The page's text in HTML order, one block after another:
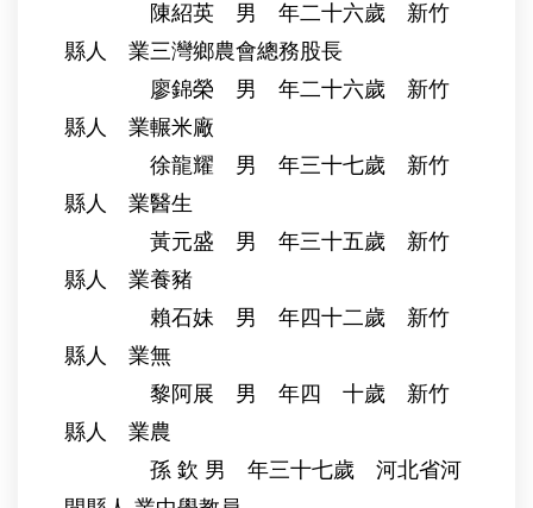
陳紹英 男 年二十六歲 新竹
縣人 業三灣鄉農會總務股長
廖錦榮 男 年二十六歲 新竹
縣人 業輾米廠
徐龍耀 男 年三十七歲 新竹
縣人 業醫生
黃元盛 男 年三十五歲 新竹
縣人 業養豬
賴石妹 男 年四十二歲 新竹
縣人 業無
黎阿展 男 年四 十歲 新竹
縣人 業農
孫 欽 男 年三十七歲 河北省河